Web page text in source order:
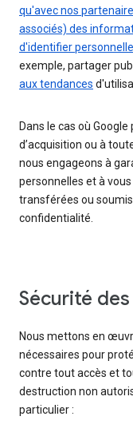
qu'avec nos
associés) des
d'identifier
exemple, partager
aux tendances
Dans le cas où
d’acquisition ou à
nous engageons à
personnelles et à
transférées ou
confidentialité.
Sécurité
Nous mettons en
nécessaires pour
contre tout accès et
destruction non
particulier :